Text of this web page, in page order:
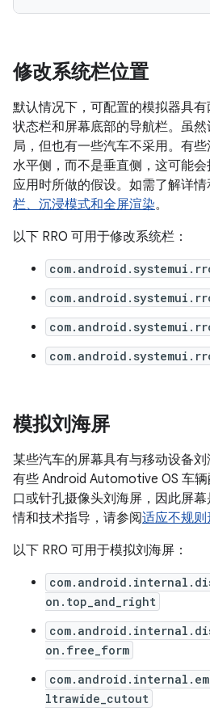
修改系统栏位置
默认情况下，可配置的模拟器具
状态栏和屏幕底部的导航栏。虽
局，但也有一些汽车不采用。有
水平侧，而不是垂直侧，这可能
应用时所做的假设。如需了解详
栏、沉浸模式和全屏渲染。
以下 RRO 可用于修改系统栏：
模拟刘海屏
某些汽车的屏幕具有与移动设备刘
有些 Android Automotive OS 车
口或针孔摄像头刘海屏，因此屏
情和技术指导，请参阅适应不规
以下 RRO 可用于模拟刘海屏：
on.top_and_right
on.free_form
ltrawide_cutout